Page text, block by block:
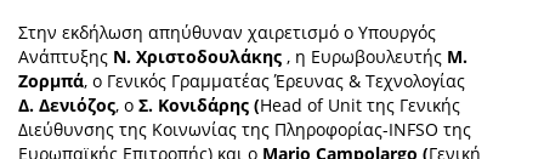
Publications for Libraries
Informational Publications
News & Information
Στην εκδήλωση απηύθυναν χαιρετισμό ο Υπουργός
Ανάπτυξης Ν. Χριστοδουλάκης , η Ευρωβουλευτής Μ.
Ζορμπά, ο Γενικός Γραμματέας Έρευνας & Τεχνολογίας
Δ. Δενιόζος, ο Σ. Κονιδάρης (Head of Unit της Γενικής
Διεύθυνσης της Κοινωνίας της Πληροφορίας-INFSO της
Ευρωπαϊκής Επιτροπής) και o Mario Campolargo (Γενική